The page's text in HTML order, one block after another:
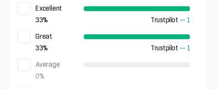
Excellent
33% Trustpilot — 1
Great
33% Trustpilot — 1
Average
0%